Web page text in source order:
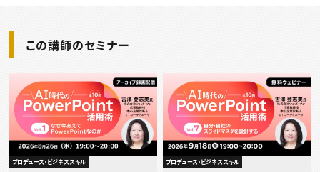
この講師のセミナー
プロデュース・ビジネススキル プロデュース・ビジネススキル